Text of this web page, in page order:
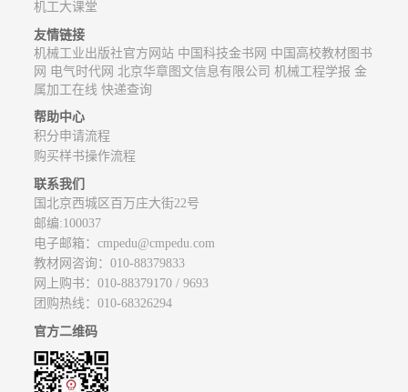
机工大课堂
友情链接
机械工业出版社官方网站 中国科技金书网 中国高校教材图书
网 电气时代网 北京华章图文信息有限公司 机械工程学报 金
属加工在线 快递查询
帮助中心
积分申请流程
购买样书操作流程
联系我们
国北京西城区百万庄大街22号
邮编:100037
电子邮箱：cmpedu@cmpedu.com
教材网咨询：010-88379833
网上购书：010-88379170 / 9693
团购热线：010-68326294
官方二维码